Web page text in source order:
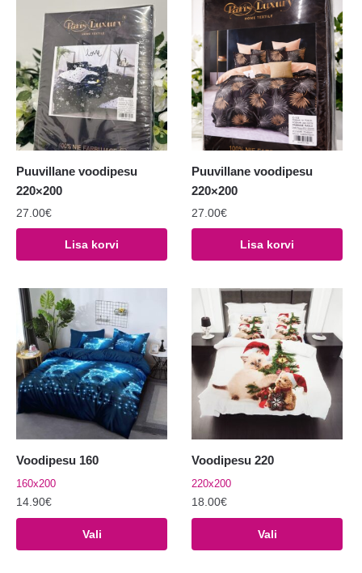
varianti.
Valikuid
saab
teha
tootelehel.
Puuvillane voodipesu
220×200
27.00€
Lisa korvi
Puuvillane voodipesu
220×200
27.00€
Lisa korvi
Voodipesu 160
160x200
14.90€
Vali
tootel
Voodipesu 220
220x200
18.00€
Vali
tootel